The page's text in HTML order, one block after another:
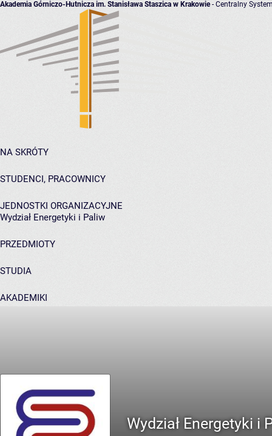
Akademia Górniczo-Hutnicza im. Stanisława Staszica w Krakowie- Centralny
NA SKRÓTY
STUDENCI, PRACOWNICY
JEDNOSTKI ORGANIZACYJNE
Wydział Energetyki i Paliw
PRZEDMIOTY
STUDIA
AKADEMIKI
Wydział Energetyki i